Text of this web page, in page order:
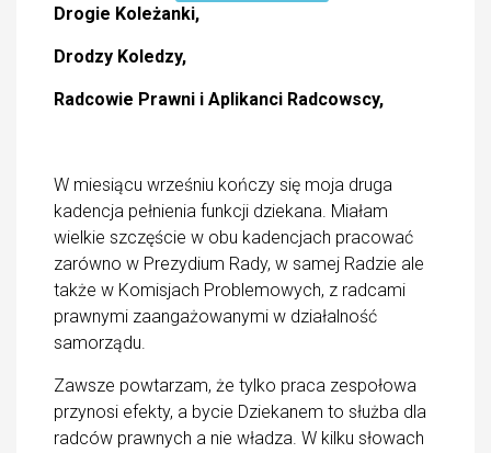
Drogie Koleżanki,
Drodzy Koledzy,
Radcowie Prawni i Aplikanci Radcowscy,
W miesiącu wrześniu kończy się moja druga
kadencja pełnienia funkcji dziekana. Miałam
wielkie szczęście w obu kadencjach pracować
zarówno w Prezydium Rady, w samej Radzie ale
także w Komisjach Problemowych, z radcami
prawnymi zaangażowanymi w działalność
samorządu.
Zawsze powtarzam, że tylko praca zespołowa
przynosi efekty, a bycie Dziekanem to służba dla
radców prawnych a nie władza. W kilku słowach